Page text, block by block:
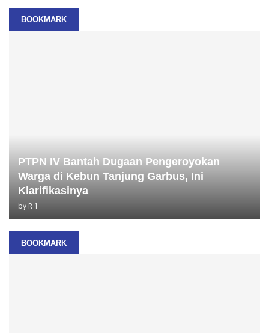
BOOKMARK
PTPN IV Bantah Dugaan Pengeroyokan
Warga di Kebun Tanjung Garbus, Ini
Klarifikasinya
by R 1
BOOKMARK